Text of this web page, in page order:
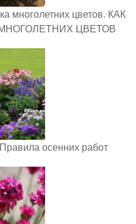
многолетних цветов. КАК
ЦВЕТОВ
осенних работ